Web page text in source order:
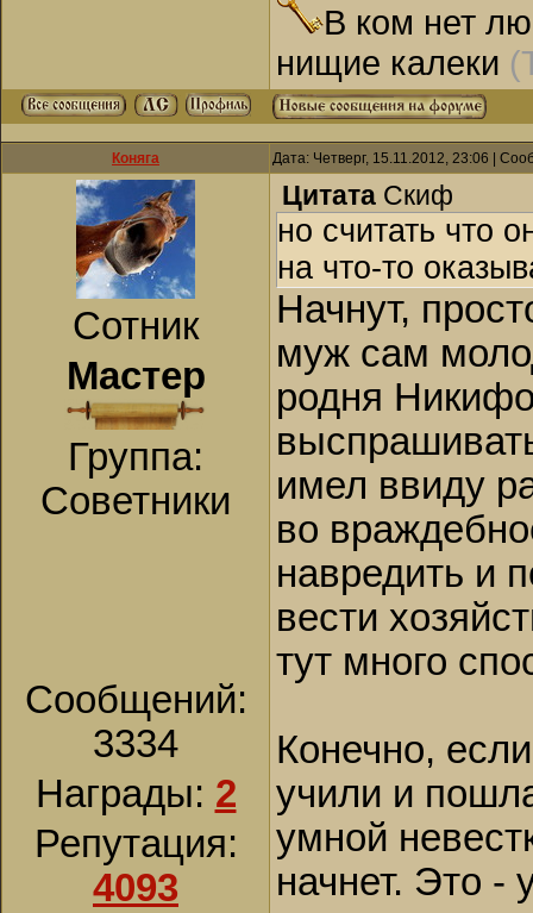
В ком нет
нищие калеки
Коняга Дата: Четверг, 15.11.2012, 23:06 |
Сотник
Мастер
Группа:
Советники
Сообщений:
3334
Награды: 2
Репутация:
4093
Цитата Скиф
но считать что
на что-то
Начнут,
муж сам
родня
имел ввиду
во
навредить и
вести
тут много
Конечно,
учили и
умной
начнет. Это -